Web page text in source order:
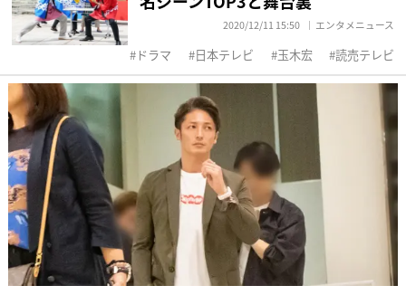
2020/12/11 15:50 エンタメニュース
ドラマ 日本テレビ 玉木宏 読売テレビ